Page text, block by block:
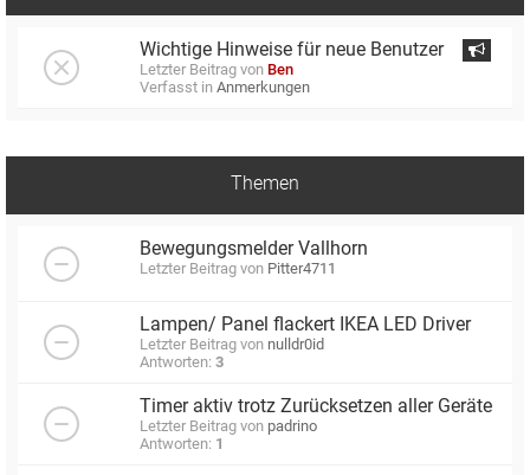
Wichtige Hinweise für neue Benutzer
Letzter Beitrag von Ben
Verfasst in Anmerkungen
Themen
Bewegungsmelder Vallhorn
Letzter Beitrag von Pitter4711
Lampen/ Panel flackert IKEA LED Driver
Letzter Beitrag von nulldr0id
Antworten: 3
Timer aktiv trotz Zurücksetzen aller Geräte
Letzter Beitrag von padrino
Antworten: 1